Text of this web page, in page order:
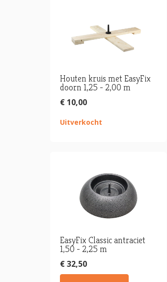
Houten kruis met EasyFix
doorn 1,25 - 2,00 m
€ 10,00
Uitverkocht
EasyFix Classic antraciet
1,50 - 2,25 m
€ 32,50